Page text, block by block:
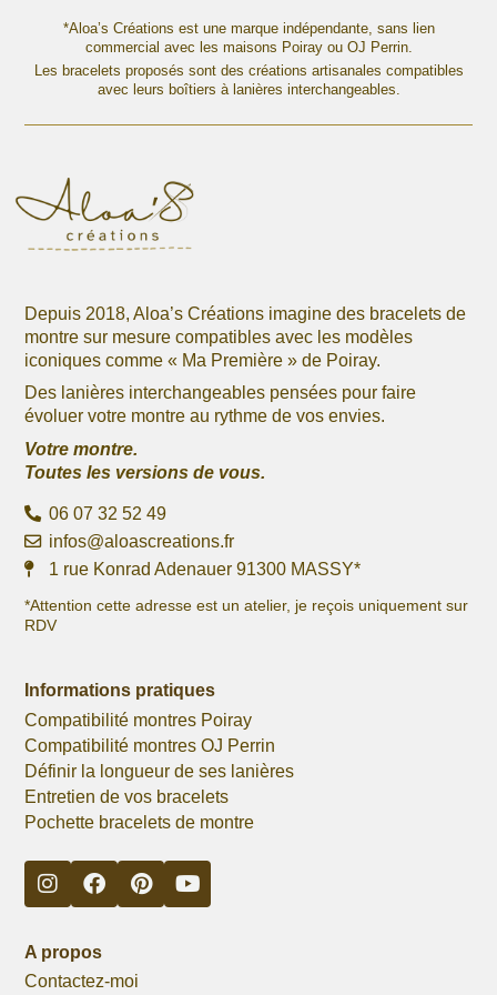
variations.
options
page
variations.
Les
options
peuvent
*Aloa’s Créations est une marque indépendante, sans lien
commercial avec les maisons Poiray ou OJ Perrin.
Les bracelets proposés sont des créations artisanales compatibles
avec leurs boîtiers à lanières interchangeables.
Depuis 2018, Aloa’s Créations imagine des bracelets de
montre sur mesure compatibles avec les modèles
iconiques comme « Ma Première » de Poiray.
Des lanières interchangeables pensées pour faire
évoluer votre montre au rythme de vos envies.
Votre montre.
Toutes les versions de vous.
06 07 32 52 49
infos@aloascreations.fr
1 rue Konrad Adenauer 91300 MASSY*
*Attention cette adresse est un atelier, je reçois uniquement sur
RDV
Informations pratiques
Compatibilité montres Poiray
Compatibilité montres OJ Perrin
Définir la longueur de ses lanières
Entretien de vos bracelets
Pochette bracelets de montre
A propos
Contactez-moi